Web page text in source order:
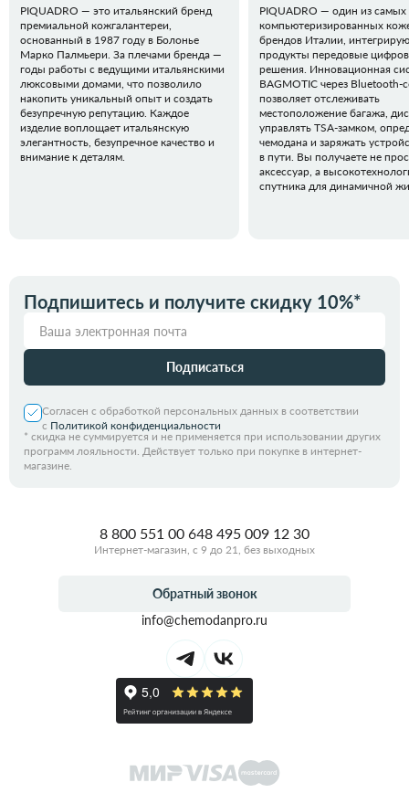
PIQUADRO — это итальянский бренд
премиальной кожгалантереи,
основанный в 1987 году в Болонье
Марко Палмьери. За плечами бренда —
годы работы с ведущими итальянскими
люксовыми домами, что позволило
накопить уникальный опыт и создать
безупречную репутацию. Каждое
изделие воплощает итальянскую
элегантность, безупречное качество и
внимание к деталям.
PIQUADRO — один из самых
компьютеризированных
брендов Италии,
продукты передовые
решения. Инновационная
BAGMOTIC через Bluetooth-
позволяет отслеживать
местоположение багажа,
управлять TSA-замком,
чемодана и заряжать
в пути. Вы получаете не
аксессуар, а
спутника для динамичной
Подпишитесь и получите скидку 10%*
Подписаться
Согласен с обработкой персональных данных в соответствии
с Политикой конфиденциальности
* скидка не суммируется и не применяется при использовании других
программ лояльности. Действует только при покупке в интернет-
магазине.
8 800 551 00 648 495 009 12 30
Интернет-магазин, с 9 до 21, без выходных
Обратный звонок
info@chemodanpro.ru